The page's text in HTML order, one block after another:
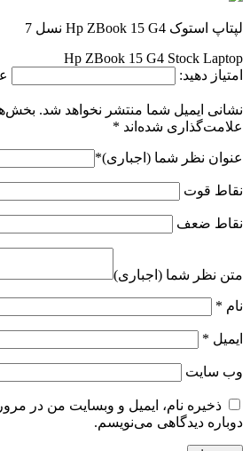
لپتاپ استوک Hp ZBook 15 G4 نسل 7
Hp ZBook 15 G4 Stock Laptop
امتیاز دهید:
نشانی ایمیل شما منتشر نخواهد شد.
علامت‌گذاری شده‌اند *
عنوان نظر شما (اجباری)*
نقاط قوت
نقاط ضعف
متن نظر شما (اجباری)
نام *
ایمیل *
وب‌ سایت
ذخیره نام، ایمیل و وبسایت من در
دوباره دیدگاهی می‌نویسم.